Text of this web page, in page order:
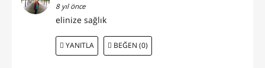
8 yıl önce
elinize sağlık
YANITLA BEĞEN (0)